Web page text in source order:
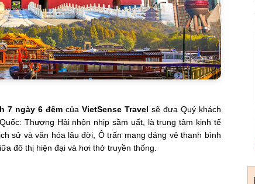
7 ngày 6 đêmcủa VietSense Travel sẽ đưa Quý khách
Thượng Hải nhộn nhịp sầm uất, là trung tâm kinh tế
sử và văn hóa lâu đời, Ô trấn mang dáng vẻ thanh bình
đô thị hiện đại và hơi thở truyền thống.